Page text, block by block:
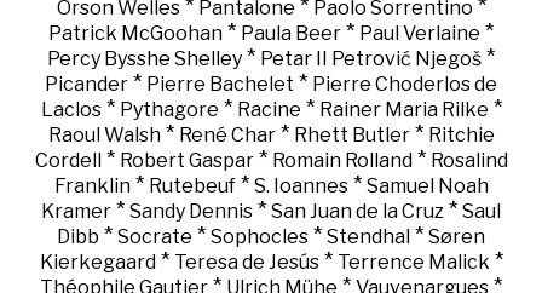
Orson Welles* Pantalone * Paolo Sorrentino *
Patrick McGoohan * Paula Beer * Paul Verlaine *
Percy Bysshe Shelley * Petar II Petrović Njegoš *
Picander * Pierre Bachelet * Pierre Choderlos de
Laclos* Pythagore * Racine * Rainer Maria Rilke *
Raoul Walsh* René Char* Rhett Butler* Ritchie
Cordell * Robert Gaspar* Romain Rolland* Rosalind
Franklin* Rutebeuf* S. Ioannes* Samuel Noah
Kramer * Sandy Dennis * San Juan de la Cruz * Saul
Dibb * Socrate * Sophocles * Stendhal * Søren
Kierkegaard* Teresa de Jesús* Terrence Malick *
Théophile Gautier * Ulrich Mühe * Vauvenargues *